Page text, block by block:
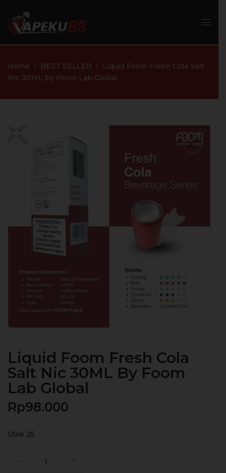
Home BEST SELLER
Liquid Foom Fresh Cola Salt
Nic 30ML by Foom Lab Global
Liquid Foom Fresh Cola
Salt Nic 30ML By Foom
Lab Global
Rp98.000
Stok 25